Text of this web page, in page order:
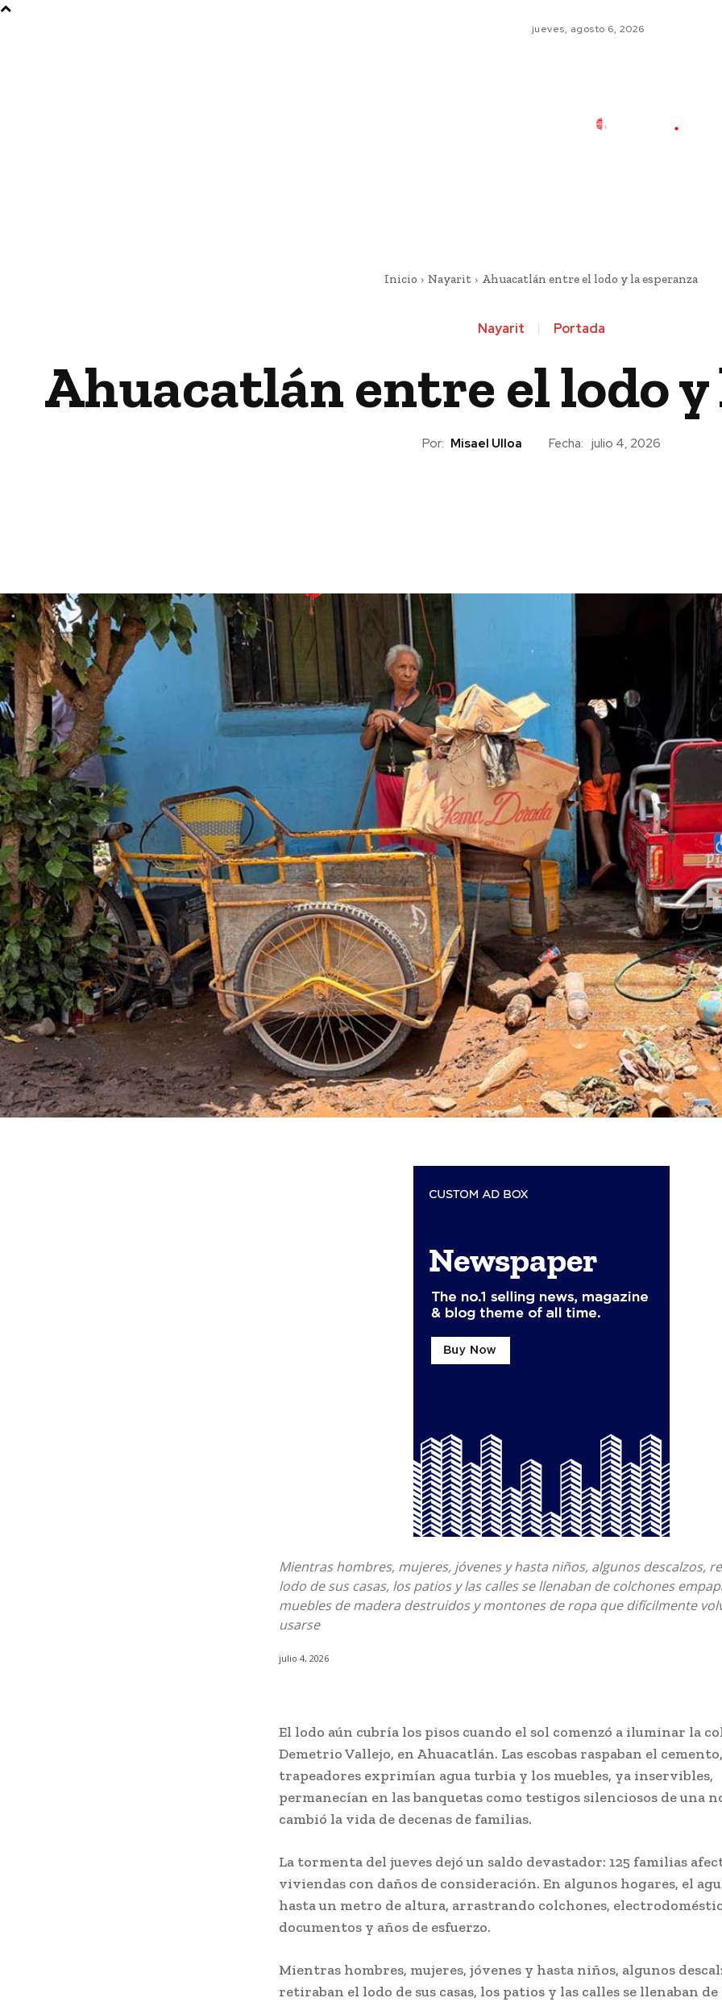
jueves, agosto 6, 2026
Inicio Nayarit Ahuacatlán entre el lodo y la esperanza
Nayarit Portada
Ahuacatlán entre el lodo y
Por: Misael Ulloa Fecha: julio 4, 2026
Mientras hombres, mujeres, jóvenes y hasta niños, algunos descalzos,
lodo de sus casas, los patios y las calles se llenaban de colchones
muebles de madera destruidos y montones de ropa que difícilmente
usarse
julio 4, 2026
El lodo aún cubría los pisos cuando el sol comenzó a iluminar la
Demetrio Vallejo, en Ahuacatlán. Las escobas raspaban el
trapeadores exprimían agua turbia y los muebles, ya inservibles,
permanecían en las banquetas como testigos silenciosos de una
cambió la vida de decenas de familias.
La tormenta del jueves dejó un saldo devastador: 125 familias
viviendas con daños de consideración. En algunos hogares, el
hasta un metro de altura, arrastrando colchones,
documentos y años de esfuerzo.
Mientras hombres, mujeres, jóvenes y hasta niños, algunos
retiraban el lodo de sus casas, los patios y las calles se llenaban